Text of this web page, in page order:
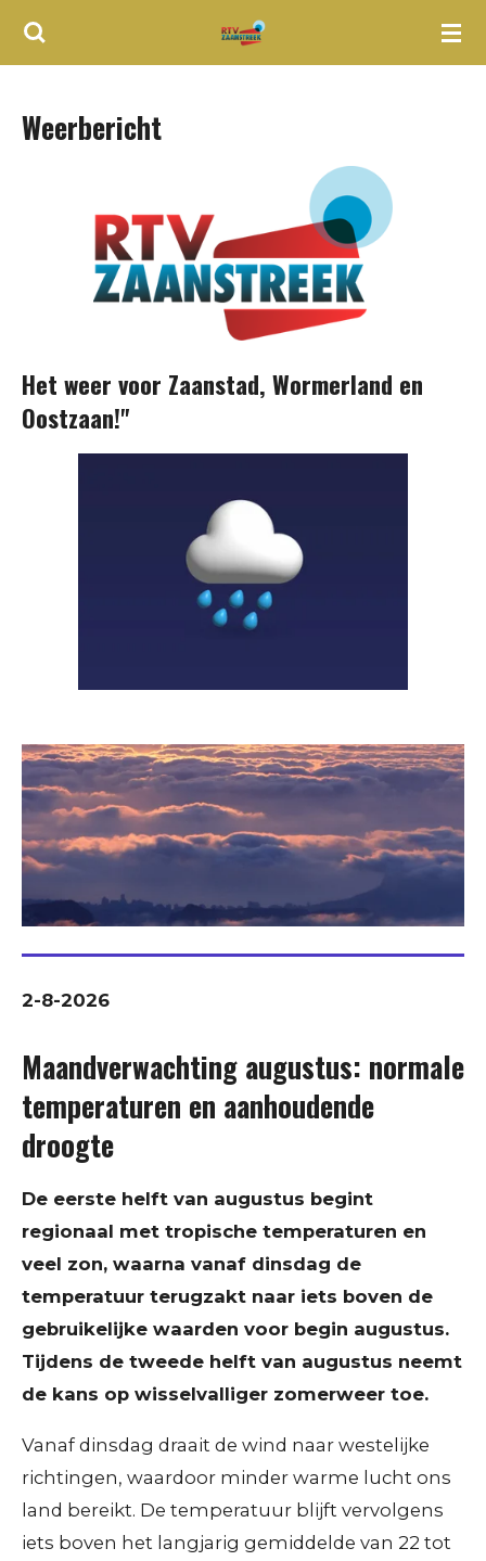
Ga
de
Weerbericht
Het weer voor Zaanstad, Wormerland en
Oostzaan!"
2-8-2026
Maandverwachting augustus: normale
temperaturen en aanhoudende
droogte
De eerste helft van augustus begint
regionaal met tropische temperaturen en
veel zon, waarna vanaf dinsdag de
temperatuur terugzakt naar iets boven de
gebruikelijke waarden voor begin augustus.
Tijdens de tweede helft van augustus neemt
de kans op wisselvalliger zomerweer toe.
Vanaf dinsdag draait de wind naar westelijke
richtingen, waardoor minder warme lucht ons
land bereikt. De temperatuur blijft vervolgens
iets boven het langjarig gemiddelde van 22 tot